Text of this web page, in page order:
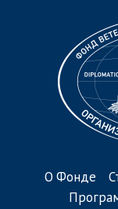
О Фонде